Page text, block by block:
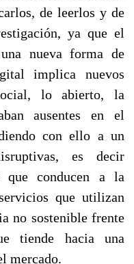
de leerlos y de
ya que el
nueva forma de
implica nuevos
lo abierto, la
ausentes en el
con ello a un
es decir
que conducen a la
que utilizan
no sostenible frente
tiende hacia una
mercado.